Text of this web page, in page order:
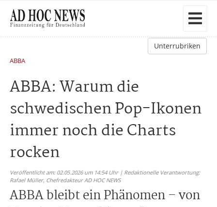
Unterrubriken
ABBA
ABBA: Warum die
schwedischen Pop-Ikonen
immer noch die Charts
rocken
Veröffentlicht am: 02.05.2026 um 14:54 Uhr | Redaktionelle Verantwortung:
Rafael Müller, Chefredakteur AD HOC NEWS
ABBA bleibt ein Phänomen – von